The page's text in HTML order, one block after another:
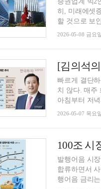
히, 미래에셋
할 것으로 보
2026-05-08 금요
[김의석
빠르게 결단
치 않다. 매주
아침부터 저
2026-05-07 목요
발행어음 시
합류하면서
행어음 금리